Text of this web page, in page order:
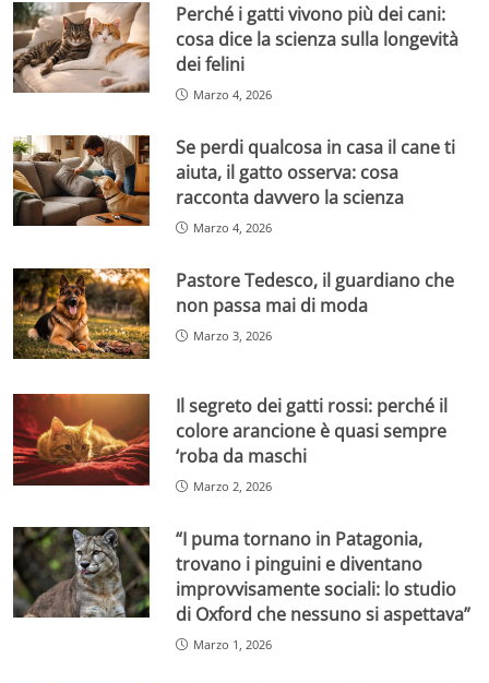
Perché i gatti vivono più dei cani:
cosa dice la scienza sulla longevità
dei felini
Marzo 4, 2026
Se perdi qualcosa in casa il cane ti
aiuta, il gatto osserva: cosa
racconta davvero la scienza
Marzo 4, 2026
Pastore Tedesco, il guardiano che
non passa mai di moda
Marzo 3, 2026
Il segreto dei gatti rossi: perché il
colore arancione è quasi sempre
‘roba da maschi
Marzo 2, 2026
“I puma tornano in Patagonia,
trovano i pinguini e diventano
improvvisamente sociali: lo studio
di Oxford che nessuno si aspettava”
Marzo 1, 2026